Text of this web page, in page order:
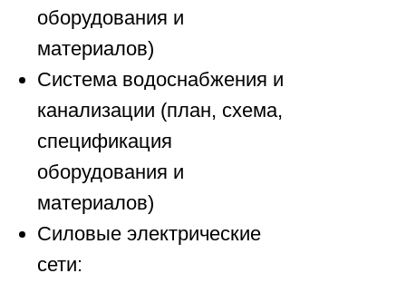
оборудования и
материалов)
Система водоснабжения и
канализации (план, схема,
спецификация
оборудования и
материалов)
Силовые электрические
сети: